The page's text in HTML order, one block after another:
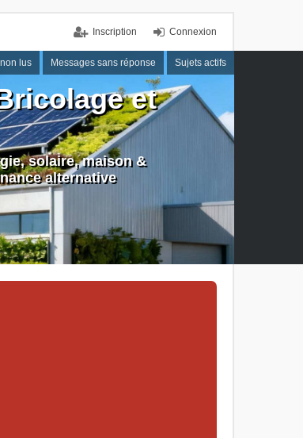
Connexion
Inscription
lus Messages sans réponse Sujets actifs
et
solaire, maison &
alternative